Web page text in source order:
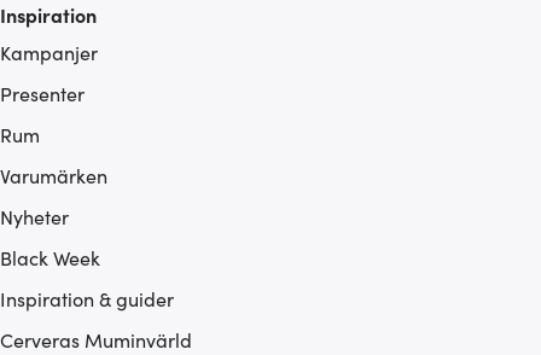
Inspiration
Kampanjer
Presenter
Rum
Varumärken
Nyheter
Black Week
Inspiration & guider
Cerveras Muminvärld